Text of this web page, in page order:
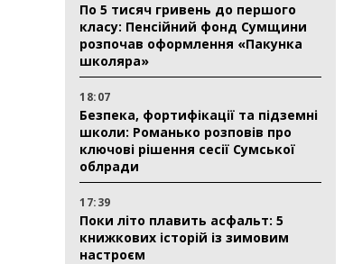
По 5 тисяч гривень до першого
класу: Пенсійний фонд Сумщини
розпочав оформлення «Пакунка
школяра»
18:07
Безпека, фортифікації та підземні
школи: Романько розповів про
ключові рішення сесії Сумської
облради
17:39
Поки літо плавить асфальт: 5
книжкових історій із зимовим
настроєм